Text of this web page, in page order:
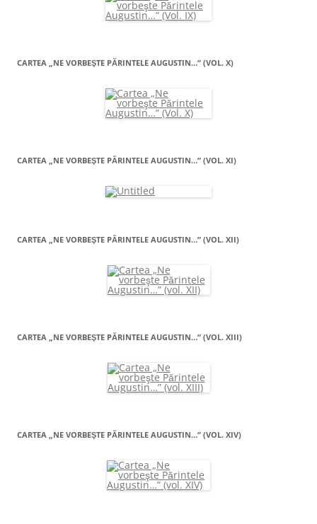
CARTEA „NE VORBEŞTE PĂRINTELE AUGUSTIN…” (VOL. X)
CARTEA „NE VORBEŞTE PĂRINTELE AUGUSTIN…” (VOL. XI)
CARTEA „NE VORBEŞTE PĂRINTELE AUGUSTIN…” (VOL. XII)
CARTEA „NE VORBEŞTE PĂRINTELE AUGUSTIN…” (VOL. XIII)
CARTEA „NE VORBEŞTE PĂRINTELE AUGUSTIN…” (VOL. XIV)